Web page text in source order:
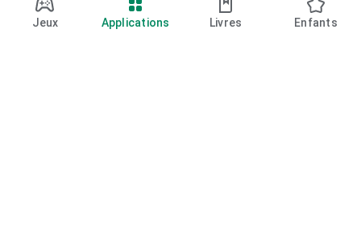
Jeux Applications Livres Enfants